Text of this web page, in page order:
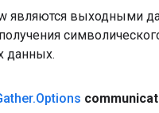
являются выходными
данных.
.Options